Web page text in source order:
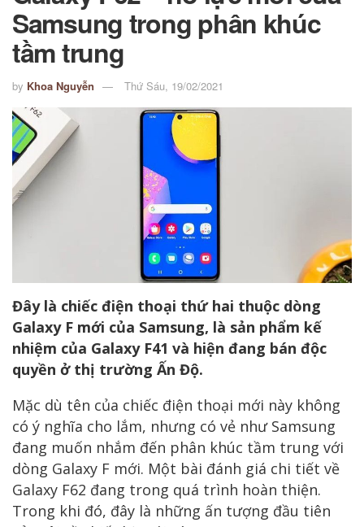
Samsung trong phân khúc
tầm trung
by Khoa Nguyễn Thứ Sáu, 19/02/2021
Đây là chiếc điện thoại thứ hai thuộc dòng
Galaxy F mới của Samsung, là sản phẩm kế
nhiệm của Galaxy F41 và hiện đang bán độc
quyền ở thị trường Ấn Độ.
Mặc dù tên của chiếc điện thoại mới này không
có ý nghĩa cho lắm, nhưng có vẻ như Samsung
đang muốn nhắm đến phân khúc tầm trung với
dòng Galaxy F mới. Một bài đánh giá chi tiết về
Galaxy F62 đang trong quá trình hoàn thiện.
Trong khi đó, đây là những ấn tượng đầu tiên